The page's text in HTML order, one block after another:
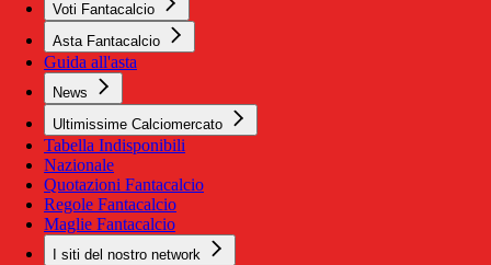
Voti Fantacalcio
Asta Fantacalcio
Guida all'asta
News
Ultimissime Calciomercato
Tabella Indisponibili
Nazionale
Quotazioni Fantacalcio
Regole Fantacalcio
Maglie Fantacalcio
I siti del nostro network